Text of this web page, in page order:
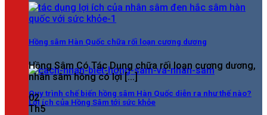
Quy trình chế biến hồng sâm Hàn Quốc diễn ra như thế nào?
Lợi ích của Hồng Sâm tới sức khỏe
Hồng sâm Hàn Quốc chữa rối loạn cương dương
Hồng Sâm Có Tác Dụng chữa rối loạn cương dương,
nhân sâm hồng có lợi [...]
02
Th5